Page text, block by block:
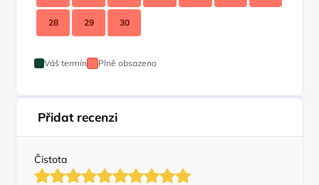
28 29 30
Váš termín Plně obsazeno
Přidat recenzi
Čistota